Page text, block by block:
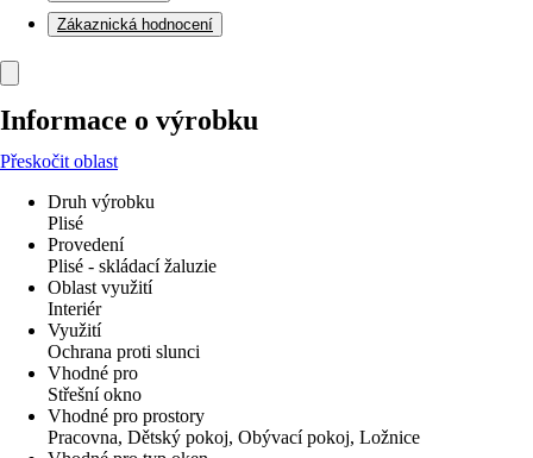
Zákaznická hodnocení
Informace o výrobku
Přeskočit oblast
Druh výrobku
Plisé
Provedení
Plisé - skládací žaluzie
Oblast využití
Interiér
Využití
Ochrana proti slunci
Vhodné pro
Střešní okno
Vhodné pro prostory
Pracovna, Dětský pokoj, Obývací pokoj, Ložnice